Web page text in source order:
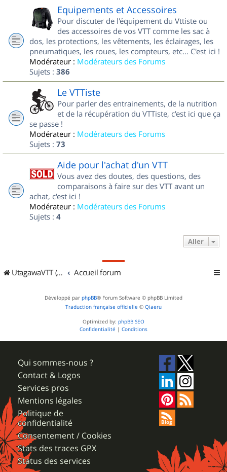
Equipements et Accessoires
Pour discuter de l'équipement du Vttiste ou
des accessoires de vos VTT comme les sac à
dos, les protections, les vêtements, les éclairages, les
pneumatiques, les roues, les compteurs, etc... C'est ici !
Modérateur : Modérateurs des Forums
Sujets : 386
Le VTTiste
Pour parler des entrainements, de la nutrition
et de la récupération du VTTiste, c'est ici que ça
se passe !
Modérateur : Modérateurs des Forums
Sujets : 73
Aide pour l'achat d'un VTT
Vous avez des doutes, des questions, des
comparaisons à faire sur des VTT avant un
achat, c'est ici !
Modérateur : Modérateurs des Forums
Sujets : 4
Aller
UtagawaVTT (Randos VTT et VTTAE avec traces GPS) Accueil forum
Développé par phpBB® Forum Software © phpBB Limited
Traduction française officielle © Qiaeru
Optimized by: phpBB SEO
Confidentialité | Conditions
Qui sommes-nous ?
Contact & Logos
Services pros
Mentions légales
Politique de
confidentialité
Consentement / Cookies
Stats des traces GPX
Status des services